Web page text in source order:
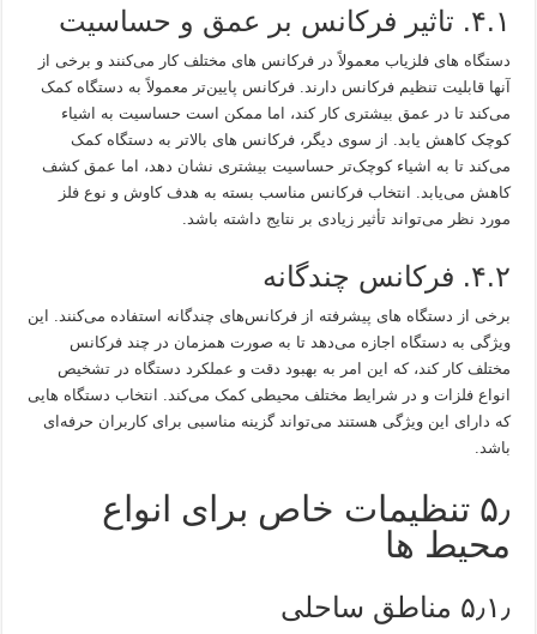
۴.۱. تاثیر فرکانس بر عمق و حساسیت
دستگاه‌ های فلزیاب معمولاً در فرکانس‌ های مختلف کار می‌کنند و برخی از
آنها قابلیت تنظیم فرکانس دارند. فرکانس پایین‌تر معمولاً به دستگاه کمک
می‌کند تا در عمق بیشتری کار کند، اما ممکن است حساسیت به اشیاء
کوچک کاهش یابد. از سوی دیگر، فرکانس‌ های بالاتر به دستگاه کمک
می‌کند تا به اشیاء کوچک‌تر حساسیت بیشتری نشان دهد، اما عمق کشف
کاهش می‌یابد. انتخاب فرکانس مناسب بسته به هدف کاوش و نوع فلز
مورد نظر می‌تواند تأثیر زیادی بر نتایج داشته باشد.
۴.۲. فرکانس چندگانه
برخی از دستگاه‌ های پیشرفته از فرکانس‌های چندگانه استفاده می‌کنند. این
ویژگی به دستگاه اجازه می‌دهد تا به صورت همزمان در چند فرکانس
مختلف کار کند، که این امر به بهبود دقت و عملکرد دستگاه در تشخیص
انواع فلزات و در شرایط مختلف محیطی کمک می‌کند. انتخاب دستگاه‌ هایی
که دارای این ویژگی هستند می‌تواند گزینه مناسبی برای کاربران حرفه‌ای
باشد.
۵٫ تنظیمات خاص برای انواع
محیط‌ ها
۵٫۱٫ مناطق ساحلی